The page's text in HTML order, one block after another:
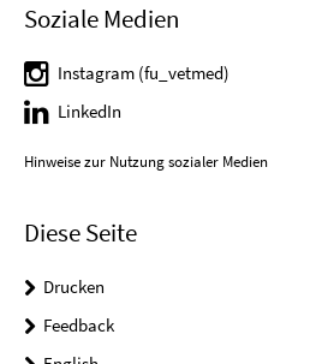
Soziale Medien
Instagram (fu_vetmed)
LinkedIn
Hinweise zur Nutzung sozialer Medien
Diese Seite
Drucken
Feedback